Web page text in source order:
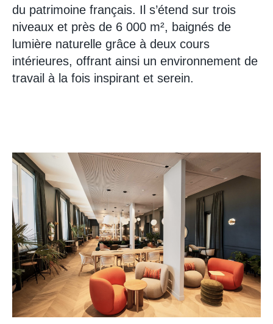
du patrimoine français. Il s’étend sur trois
niveaux et près de 6 000 m², baignés de
lumière naturelle grâce à deux cours
intérieures, offrant ainsi un environnement de
travail à la fois inspirant et serein.